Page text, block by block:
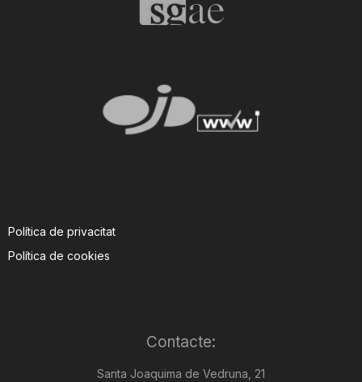
Política de privacitat
Política de cookies
Contacte:
Santa Joaquima de Vedruna, 21